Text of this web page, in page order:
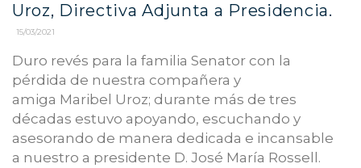
Uroz, Directiva Adjunta a Presidencia.
15/03/2021
Duro revés para la familia Senator con la
pérdida de nuestra compañera y
amiga Maribel Uroz; durante más de tres
décadas estuvo apoyando, escuchando y
asesorando de manera dedicada e incansable
a nuestro a presidente D. José María Rossell.